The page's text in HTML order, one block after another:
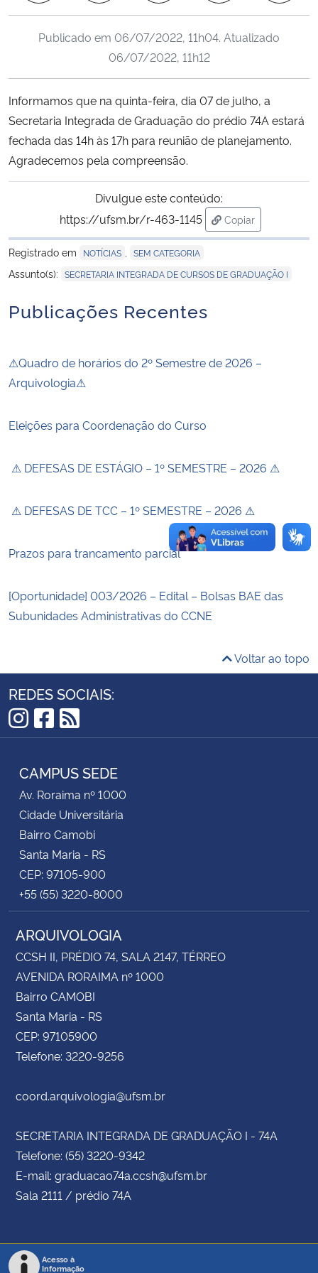
Ministério da Ciência, Tecnologia, Inovações e Comunicações
Ministério do Meio Ambiente
Ministério do Desenvolvimento Regional
Controladoria-Geral da União
Ministério da Mulher, da Família e dos Direitos Humanos
Secretaria de Governo
Gabinete de Segurança Institucional
Advocacia-Geral da União
Publicado em 06/07/2022, 11h04. Atualizado
06/07/2022, 11h12
Informamos que na quinta-feira, dia 07 de julho, a
Secretaria Integrada de Graduação do prédio 74A estará
fechada das 14h às 17h para reunião de planejamento.
Agradecemos pela compreensão.
Divulgue este conteúdo:
https://ufsm.br/r-463-1145
Copiar
para área de
Registrado em
NOTÍCIAS SEM CATEGORIA
Assunto(s): SECRETARIA INTEGRADA DE CURSOS DE GRADUAÇÃO I
Publicações Recentes
⚠Quadro de horários do 2º Semestre de 2026 –
Arquivologia⚠
Eleições para Coordenação do Curso
⚠ DEFESAS DE ESTÁGIO – 1º SEMESTRE – 2026 ⚠
⚠ DEFESAS DE TCC – 1º SEMESTRE – 2026 ⚠
Prazos para trancamento parcial
[Oportunidade] 003/2026 – Edital – Bolsas BAE das
Subunidades Administrativas do CCNE
Voltar ao topo
REDES SOCIAIS:
Instagram
Facebook
RSS
CAMPUS SEDE
Av. Roraima nº 1000
Cidade Universitária
Bairro Camobi
Santa Maria - RS
CEP: 97105-900
+55 (55) 3220-8000
ARQUIVOLOGIA
CCSH II, PRÉDIO 74, SALA 2147, TÉRREO
AVENIDA RORAIMA nº 1000
Bairro CAMOBI
Santa Maria - RS
CEP: 97105900
Telefone: 3220-9256
coord.arquivologia@ufsm.br
SECRETARIA INTEGRADA DE GRADUAÇÃO I - 74A
Telefone: (55) 3220-9342
E-mail: graduacao74a.ccsh@ufsm.br
Sala 2111 / prédio 74A
Acesso à
Informação